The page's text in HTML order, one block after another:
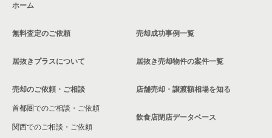
茅ヶ崎市の飲食店の居抜き売却物件の案件一覧
川崎市麻生区の飲食店の居抜き売却物件の案件一覧
相模原市中央区の飲食店の居抜き売却物件の案件一覧
横浜市保土ケ谷区の飲食店の居抜き売却物件の案件一覧
ホーム
無料査定のご依頼
居抜きプラスについて
売却のご依頼・ご相談
首都圏でのご相談・ご依頼
関西でのご相談・ご依頼
売却成功事例一覧
居抜き売却物件の案件一覧
店舗売却・譲渡額相場を知る
飲食店閉店データベース